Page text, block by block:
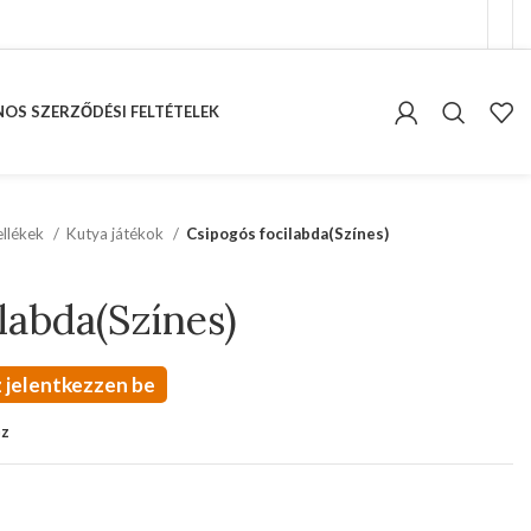
SZERZŐDÉSI FELTÉTELEK
Kutya játékok Csipogós focilabda(Színes)
be